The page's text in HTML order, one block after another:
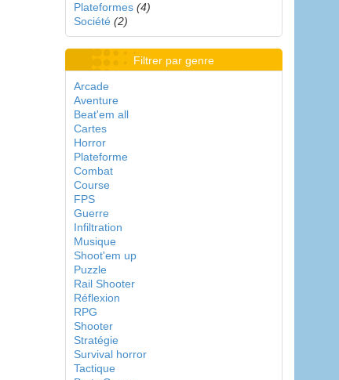
Plateformes (4)
Société (2)
Filtrer par genre
Arcade
Aventure
Beat'em all
Cartes
Horror
Plateforme
Combat
Course
FPS
Guerre
Infiltration
Musique
Shoot'em up
Puzzle
Rail Shooter
Réflexion
RPG
Shooter
Stratégie
Survival horror
Tactique